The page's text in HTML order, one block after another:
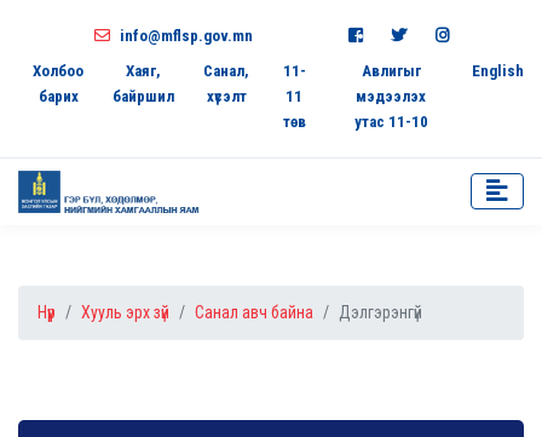
info@mflsp.gov.mn
Холбоо
барих
Хаяг,
байршил
Санал,
хүсэлт
11-
11
төв
Авлигыг
мэдээлэх
утас 11-10
English
Нүүр Хууль эрх зүй Санал авч байна Дэлгэрэнгүй